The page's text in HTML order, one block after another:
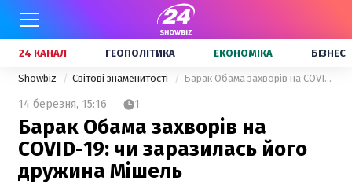
24 КАНАЛ ГЕОПОЛІТИКА ЕКОНОМІКА БІЗНЕС
Showbiz Світові знаменитості Барак Обама захворів на COVID-19: чи заразилась його дружина Мішель
14 березня, 15:16 1
Барак Обама захворів на
COVID-19: чи заразилась його
дружина Мішель